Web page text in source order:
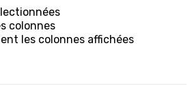
colonnes
les colonnes affichées